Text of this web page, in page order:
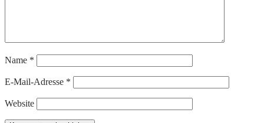
Name *
E-Mail-Adresse *
Website